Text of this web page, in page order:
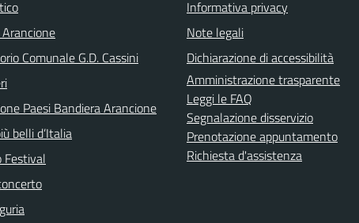
Comunale G.D. Cassini
Paesi Bandiera Arancione
belli d’Italia
Festival
Informativa privacy
Note legali
Dichiarazione di accessibilità
Amministrazione trasparente
Leggi le FAQ
Segnalazione disservizio
Prenotazione appuntamento
Richiesta d'assistenza